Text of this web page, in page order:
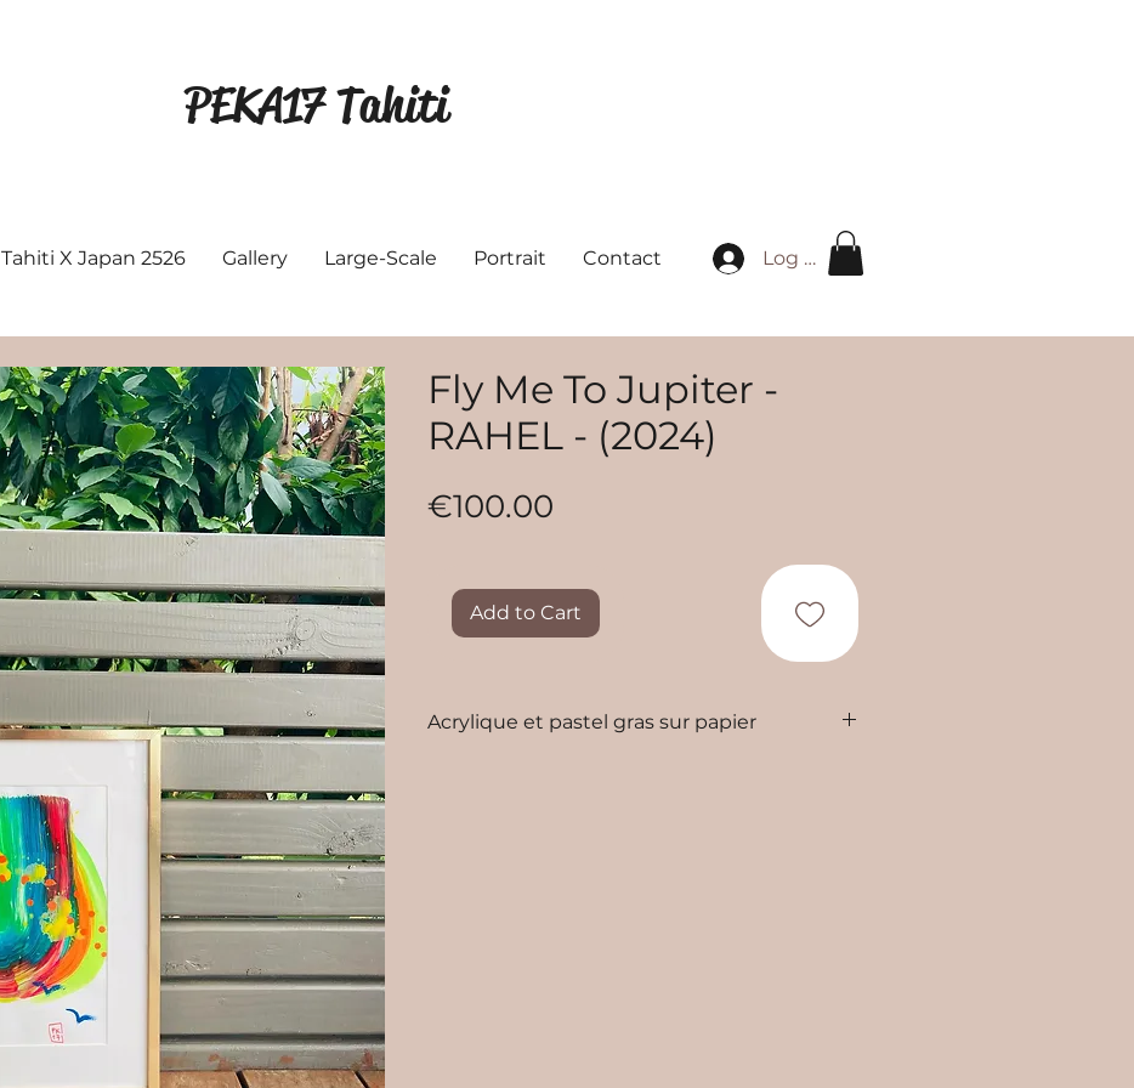
PEKA17 Tahiti
Tahiti X Japan 2526 Gallery Large-Scale Portrait Contact Log in
Fly Me To Jupiter -
RAHEL - (2024)
€100.00
Add to Cart
Acrylique et pastel gras sur papier